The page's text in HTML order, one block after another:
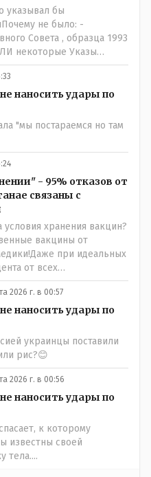
указывал бы
не было: -
Совета , образца 1993
некоторые Указы
выборов и перевыборов и
политики, и тогда
этот бунтарский
вам знакомо -
, впоследствии -
и Председатель
и после и причём
на недостатки
ДОБРОВОЛЬНО уйти с
наносить удары по
"мы постараемся но там
- 95% отказов от
связаны с
условия хранения вакцин?
вакцины от
при идеальных
от всех
плохие последствия от
от дол.....бов не
предметов, в
Vlad Kostanai: Поэтому
числе своих не
людям благодарен.
на сокращение
соответствующих
благодарности. Мы и
нормальный
2026 г. в 00:57
наносить удары по
украинцы поставили
рис?😊
2026 г. в 00:56
наносить удары по
к которому
известны своей
тела....